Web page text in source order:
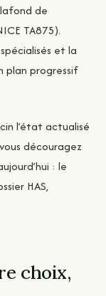
de
TA875).
et la
plan progressif
l’état actualisé
découragez
: le
HAS,
choix,